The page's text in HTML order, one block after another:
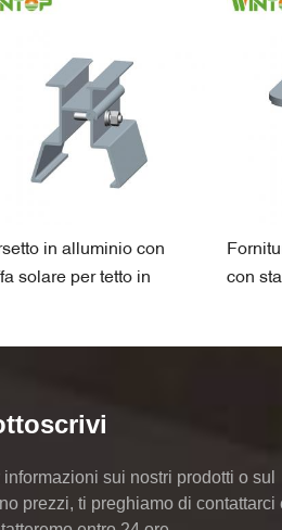
in alluminio con
solare per tetto in
con
informazioni sui nostri prodotti o sul
prezzi, ti preghiamo di contattarci